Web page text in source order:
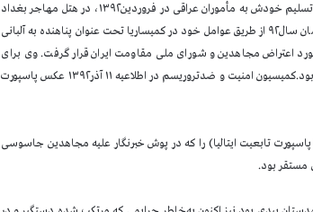
شایان یادآوری است که این مزدور هرگز با مجاهدین به آلبانی نیامده و پس از تسلیم خودش به مأموران عراقی در فروردین۱۳۹۲، در هتل مهاجر بغداد
تحت کنترل نیروی قدس و اطلاعات آخوندها بوده است. وزارت بدنام او را در همان سال۹۲ از طریق عوامل خود در کمیساریا تحت عنوان پناهنده به آلبانی
اعتراض مجاهدین و شورای ملی مقاومت ایران قرار گرفت. وی برای
ایجاد یک سرپل و مأموریتهای جاسوسی و تروریستی به آلبانی فرستاده شده بود.کمیسیون امنیت و ضدتروریسم در اطلاعیه ۱۱ آذر۱۳۹۲ عکس پاسپورت
(با پاسپورت تابعیت ایتالیا) را که در پوش خبرنگار علیه مجاهدین جاسوسی
مستقر بود.